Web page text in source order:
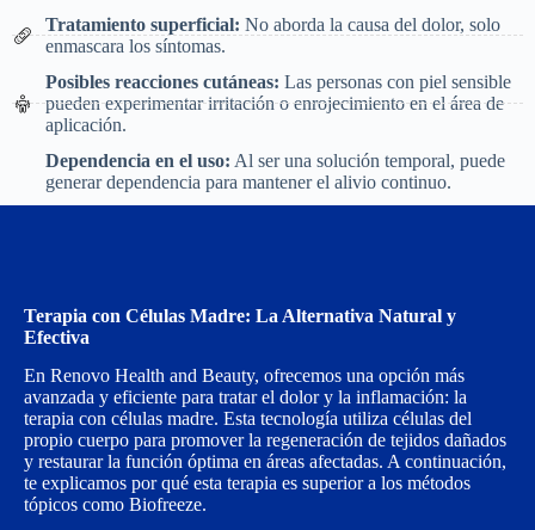
Tratamiento superficial: No aborda la causa del dolor, solo
enmascara los síntomas.
Posibles reacciones cutáneas: Las personas con piel sensible
pueden experimentar irritación o enrojecimiento en el área de
aplicación.
Dependencia en el uso: Al ser una solución temporal, puede
generar dependencia para mantener el alivio continuo.
Terapia con Células Madre: La Alternativa Natural y
Efectiva
En Renovo Health and Beauty, ofrecemos una opción más
avanzada y eficiente para tratar el dolor y la inflamación: la
terapia con células madre. Esta tecnología utiliza células del
propio cuerpo para promover la regeneración de tejidos dañados
y restaurar la función óptima en áreas afectadas. A continuación,
te explicamos por qué esta terapia es superior a los métodos
tópicos como Biofreeze.